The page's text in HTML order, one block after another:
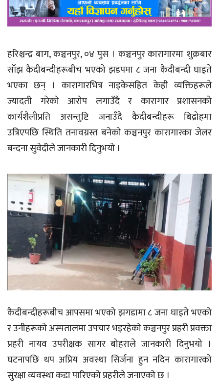
हरिश्चन्द्र बाग, कञ्चनपुर, ०४ पुस । कञ्चनपुर कारागारमा शुक्रबार
साँझ कैदीबन्दीहरूबीच भएको झडपमा ८ जना कैदीबन्दी घाइते
भएका छन् । कारागारभित्र नाइकेसहित केही व्यक्तिहरूले
ज्यादती गरेको आरोप लगाउँदै र कारागार प्रशासनको
कार्यशैलीप्रति असन्तुष्टि जनाउँदै कैदीबन्दीहरू बिद्रोहमा
उत्रिएपछि स्थिति तनावग्रस्त बनेको कञ्चनपुर कारागारका जेलर
बन्दना सुवेदीले जानकारी दिनुभयो ।
कैदीबन्दीहरूबीच आपसमा भएको झगडामा ८ जना घाइते भएको
र उनीहरूको अस्पतालमा उपचार भइरहेको कञ्चनपुर प्रहरी प्रवक्ता
प्रहरी नायव उपरीक्षक सागर बोहराले जानकारी दिनुभयो ।
घटनापछि थप अप्रिय अवस्था सिर्जना हुन नदिन कारागारको
सुरक्षा व्यवस्था कडा पारिएको प्रहरीले जनाएको छ ।